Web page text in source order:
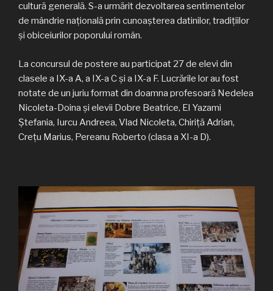
cultură generală. S-a urmărit dezvoltarea sentimentelor
de mândrie naţională prin cunoaşterea datinilor, tradiţiilor
și obiceiurilor poporului român.
La concursul de postere au participat 27 de elevi din
clasele a IX-a A, a IX-a C și a IX-a F. Lucrările lor au fost
notate de un juriu format din doamna profesoară Nedelea
Nicoleta-Doina și elevii Dobre Beatrice, El Yazami
Ștefania, Iurcu Andreea, Vlad Nicoleta, Chiriță Adrian,
Crețu Marius, Pereanu Roberto (clasa a XI-a D).